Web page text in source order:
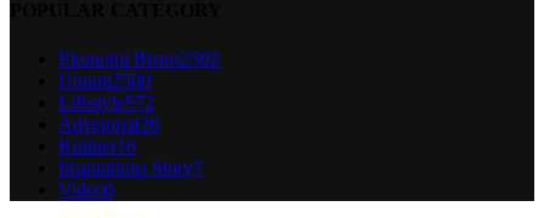
Ekonomi Bisnis2592
Umum2500
Lifestyle572
Advetorial26
Kuliner16
Inspirations Story7
Video0